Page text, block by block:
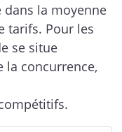
dans la moyenne
tarifs. Pour les
se situe
la concurrence,